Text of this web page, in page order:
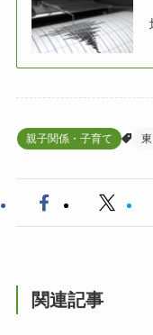
親子関係・子育て
関連記事